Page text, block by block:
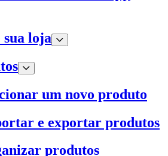
loja
um novo produto
e exportar produtos
produtos